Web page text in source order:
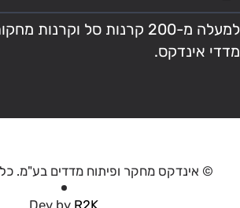
למעלה מ-200 קרנות סל
מדדי אינדקס.
© אינדקס מחקר ופיתוח מדדים בע"מ. כל
Dev by R2K